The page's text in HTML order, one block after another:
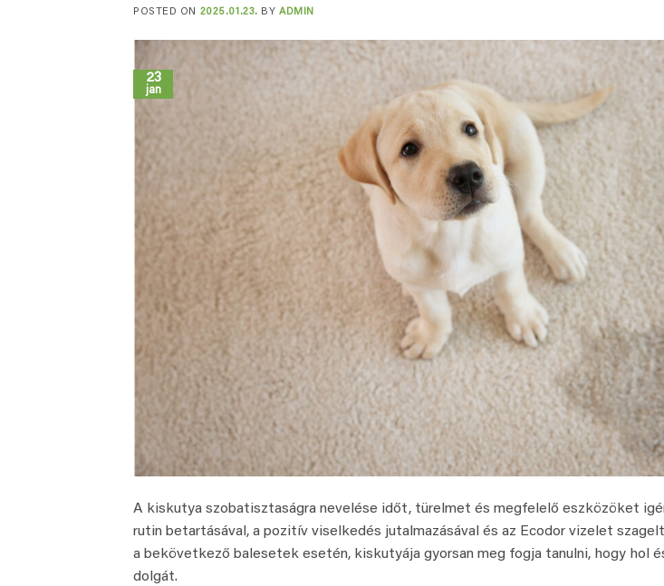
POSTED ON 2025.01.23. BYADMIN
23
jan
A kiskutya szobatisztaságra nevelése időt, türelmet és megfelelő eszközöket
rutin betartásával, a pozitív viselkedés jutalmazásával és az Ecodor vizelet
a bekövetkező balesetek esetén, kiskutyája gyorsan meg fogja tanulni, hogy hol
dolgát.